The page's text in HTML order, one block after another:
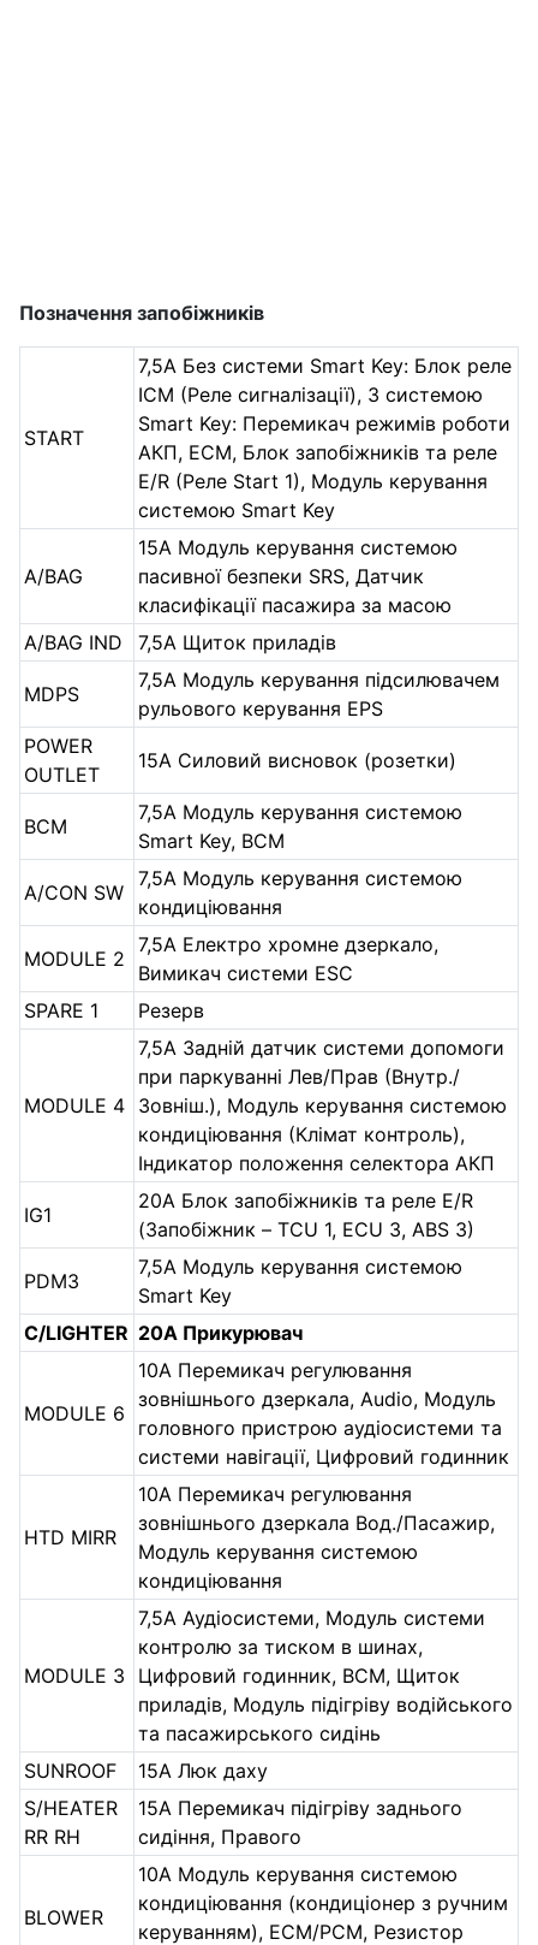
Позначення запобіжників
START
7,5А Без системи Smart Key: Блок реле
ICM (Реле сигналізації), З системою
Smart Key: Перемикач режимів роботи
АКП, ECM, Блок запобіжників та реле
E/R (Реле Start 1), Модуль керування
системою Smart Key
A/BAG
15А Модуль керування системою
пасивної безпеки SRS, Датчик
класифікації пасажира за масою
A/BAG IND
7,5А Щиток приладів
MDPS
7,5А Модуль керування підсилювачем
рульового керування EPS
POWER
OUTLET
15А Силовий висновок (розетки)
BCM
7,5А Модуль керування системою
Smart Key, BCM
A/CON SW
7,5А Модуль керування системою
кондиціювання
MODULE 2
7,5А Електро хромне дзеркало,
Вимикач системи ESC
SPARE 1
Резерв
MODULE 4
7,5А Задній датчик системи допомоги
при паркуванні Лев/Прав (Внутр./
Зовніш.), Модуль керування системою
кондиціювання (Клімат контроль),
Індикатор положення селектора АКП
IG1
20А Блок запобіжників та реле E/R
(Запобіжник – TCU 1, ECU 3, ABS 3)
PDM3
7,5А Модуль керування системою
Smart Key
C/LIGHTER 20А Прикурювач
MODULE 6
10А Перемикач регулювання
зовнішнього дзеркала, Audio, Модуль
головного пристрою аудіосистеми та
системи навігації, Цифровий годинник
HTD MIRR
10А Перемикач регулювання
зовнішнього дзеркала Вод./Пасажир,
Модуль керування системою
кондиціювання
MODULE 3
7,5А Аудіосистеми, Модуль системи
контролю за тиском в шинах,
Цифровий годинник, BCM, Щиток
приладів, Модуль підігріву водійського
та пасажирського сидінь
SUNROOF
15А Люк даху
S/HEATER
RR RH
15А Перемикач підігріву заднього
сидіння, Правого
BLOWER
10А Модуль керування системою
кондиціювання (кондиціонер з ручним
керуванням), ECM/PCM, Резистор